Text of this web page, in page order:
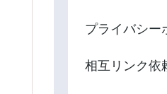
プライバシー
相互リンク依